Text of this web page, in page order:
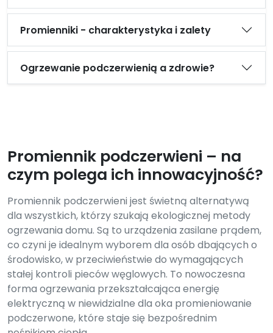
Promienniki - charakterystyka i zalety
Ogrzewanie podczerwienią a zdrowie?
Promiennik podczerwieni – na
czym polega ich innowacyjność?
Promiennik podczerwieni jest świetną alternatywą
dla wszystkich, którzy szukają ekologicznej metody
ogrzewania domu. Są to urządzenia zasilane prądem,
co czyni je idealnym wyborem dla osób dbających o
środowisko, w przeciwieństwie do wymagających
stałej kontroli pieców węglowych. To nowoczesna
forma ogrzewania przekształcająca energię
elektryczną w niewidzialne dla oka promieniowanie
podczerwone, które staje się bezpośrednim